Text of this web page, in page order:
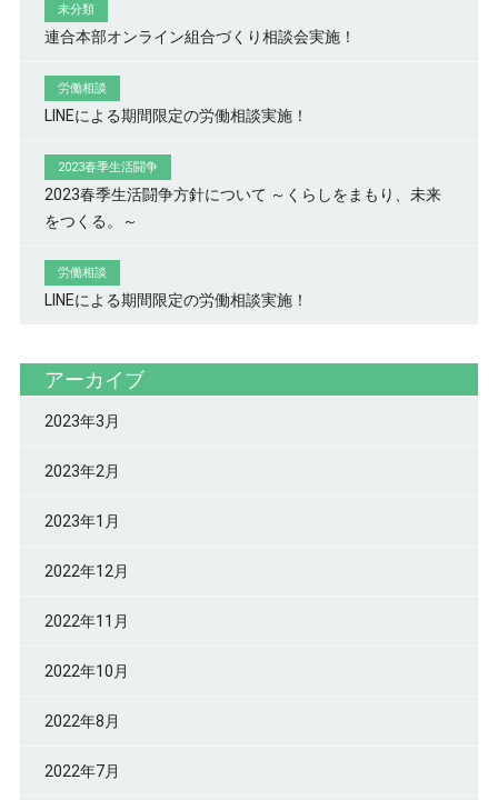
未分類
連合本部オンライン組合づくり相談会実施！
労働相談
LINEによる期間限定の労働相談実施！
2023春季生活闘争
2023春季生活闘争方針について ～くらしをまもり、未来
をつくる。～
労働相談
LINEによる期間限定の労働相談実施！
アーカイブ
2023年3月
2023年2月
2023年1月
2022年12月
2022年11月
2022年10月
2022年8月
2022年7月